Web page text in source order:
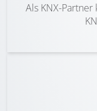
Als KNX-